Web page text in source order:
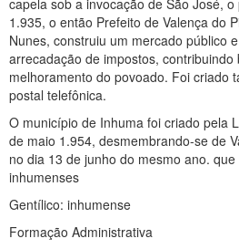
capela sob a invocação de São José,
1.935, o então Prefeito de Valença do
Nunes, construiu um mercado público
arrecadação de impostos, contribuindo
melhoramento do povoado. Foi criado
postal telefônica.
O município de Inhuma foi criado pela
de maio 1.954, desmembrando-se de
no dia 13 de junho do mesmo ano.
inhumenses
Gentílico: inhumense
Formação Administrativa